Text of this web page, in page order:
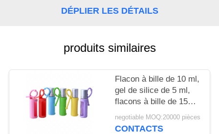
CONTACTEZ-
NOUVELLES
DEMANDEZ
DÉPLIER LES DÉTAILS
produits similaires
Flacon à bille de 10 ml,
gel de silice de 5 ml,
flacons à bille de 15
ml, portable, monté sur
cordon, flacon à bille
negotiable MOQ:20000 pièces
CONTACTS